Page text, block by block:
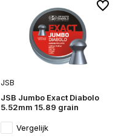
JSB
JSB Jumbo Exact Diabolo
5.52mm 15.89 grain
Vergelijk